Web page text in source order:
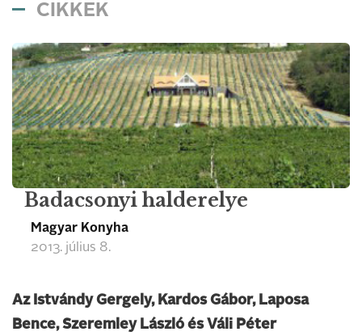
CIKKEK
Badacsonyi halderelye
Magyar Konyha
2013. július 8.
Az Istvándy Gergely, Kardos Gábor, Laposa
Bence, Szeremley László és Váli Péter